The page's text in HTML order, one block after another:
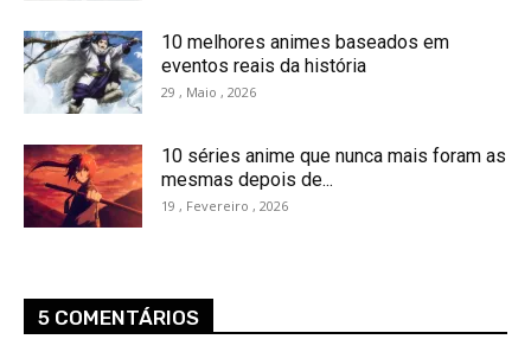
10 melhores animes baseados em
eventos reais da história
29 , Maio , 2026
10 séries anime que nunca mais foram as
mesmas depois de...
19 , Fevereiro , 2026
5 COMENTÁRIOS